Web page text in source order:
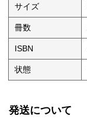
サイズ
冊数
ISBN
状態
発送について